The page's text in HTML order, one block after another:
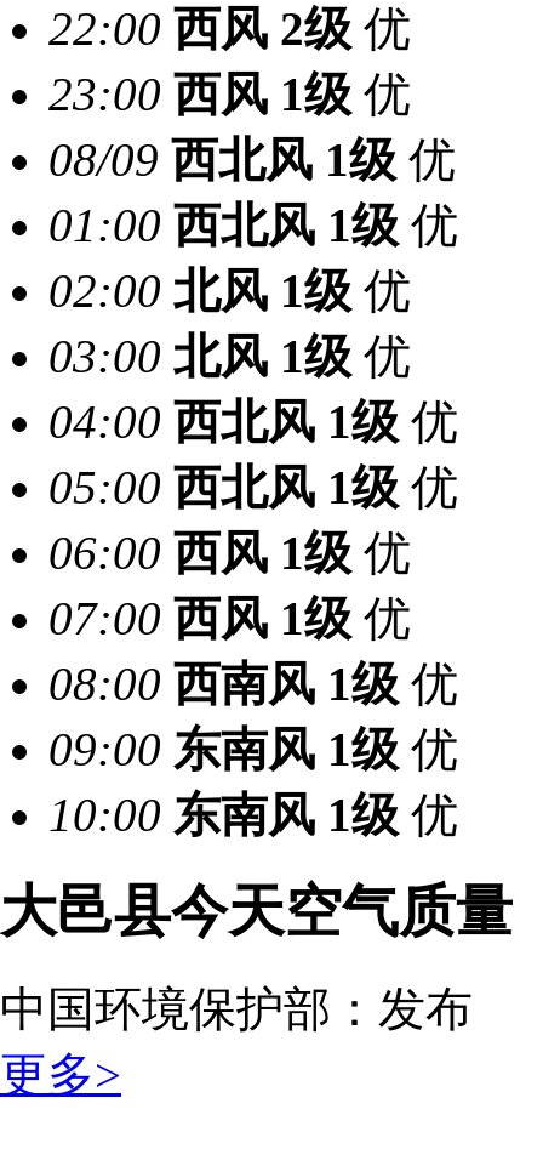
22:00 西风 2级 优
23:00 西风 1级 优
08/09 西北风 1级 优
01:00 西北风 1级 优
02:00 北风 1级 优
03:00 北风 1级 优
04:00 西北风 1级 优
05:00 西北风 1级 优
06:00 西风 1级 优
07:00 西风 1级 优
08:00 西南风 1级 优
09:00 东南风 1级 优
10:00 东南风 1级 优
大邑县今天空气质量
中国环境保护部： 发布
更多>